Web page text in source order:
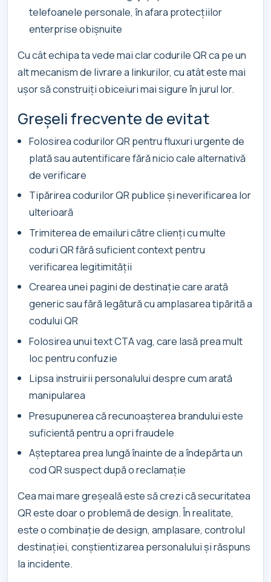
telefoanele personale, în afara protecțiilor
enterprise obișnuite
Cu cât echipa ta vede mai clar codurile QR ca pe un
alt mecanism de livrare a linkurilor, cu atât este mai
ușor să construiți obiceiuri mai sigure în jurul lor.
Greșeli frecvente de evitat
Folosirea codurilor QR pentru fluxuri urgente de
plată sau autentificare fără nicio cale alternativă
de verificare
Tipărirea codurilor QR publice și neverificarea lor
ulterioară
Trimiterea de emailuri către clienți cu multe
coduri QR fără suficient context pentru
verificarea legitimității
Crearea unei pagini de destinație care arată
generic sau fără legătură cu amplasarea tipărită a
codului QR
Folosirea unui text CTA vag, care lasă prea mult
loc pentru confuzie
Lipsa instruirii personalului despre cum arată
manipularea
Presupunerea că recunoașterea brandului este
suficientă pentru a opri fraudele
Așteptarea prea lungă înainte de a îndepărta un
cod QR suspect după o reclamație
Cea mai mare greșeală este să crezi că securitatea
QR este doar o problemă de design. În realitate,
este o combinație de design, amplasare, controlul
destinației, conștientizarea personalului și răspuns
la incidente.